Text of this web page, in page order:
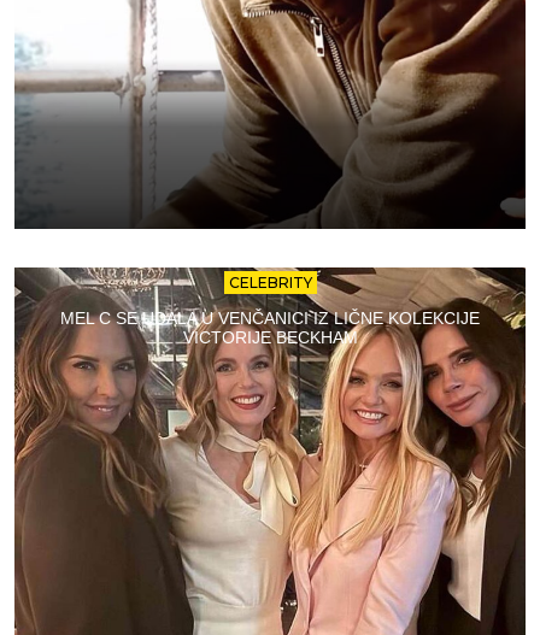
CELEBRITY
MEL C SE UDALA U VENČANICI IZ LIČNE KOLEKCIJE
VICTORIJE BECKHAM